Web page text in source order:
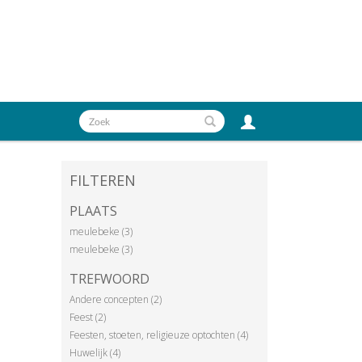
FILTEREN
PLAATS
meulebeke (3)
meulebeke (3)
TREFWOORD
Andere concepten (2)
Feest (2)
Feesten, stoeten, religieuze optochten (4)
Huwelijk (4)